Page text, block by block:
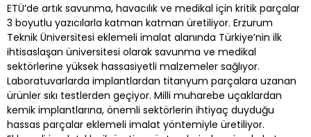
ETÜ’de artık savunma, havacılık ve medikal için kritik parçalar
3 boyutlu yazıcılarla katman katman üretiliyor. Erzurum
Teknik Üniversitesi eklemeli imalat alanında Türkiye’nin ilk
ihtisaslaşan üniversitesi olarak savunma ve medikal
sektörlerine yüksek hassasiyetli malzemeler sağlıyor.
Laboratuvarlarda implantlardan titanyum parçalara uzanan
ürünler sıkı testlerden geçiyor. Milli muharebe uçaklardan
kemik implantlarına, önemli sektörlerin ihtiyaç duyduğu
hassas parçalar eklemeli imalat yöntemiyle üretiliyor.